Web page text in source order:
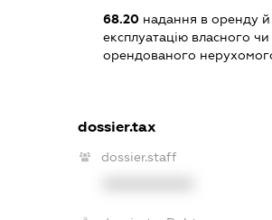
68.20надання в оренду й
експлуатацію власного чи
орендованого
dossier.tax
dossier.staff